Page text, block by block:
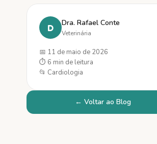
D Dra. Rafael Conte
Veterinária
📅 11 de maio de 2026
⏱ 6 min de leitura
📂 Cardiologia
← Voltar ao Blog